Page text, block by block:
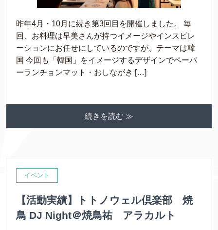
昨年4月・10月に続き第3回目を開催しました。 毎
回、お料理は早美さんが持つイメージやインスピレ
ーションにお任せにしているのですが、テーマは韓
国 今回も「韓国」をイメージするデザインでペーパ
ーランチョンマット・おしながき […]
続きを読む ≫
イベント
【活動実績】トトノウェル倶楽部 焼
鳥 DJ Night＠焼鳥祐 アラカルト